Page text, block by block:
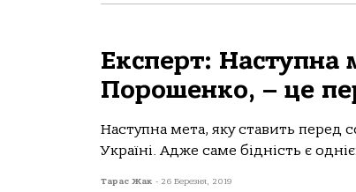
Експерт: Наступна
Порошенко, – це
Наступна мета, яку ставить
Україні. Адже саме бідність є
Тарас Жак - 26 Березня, 2019